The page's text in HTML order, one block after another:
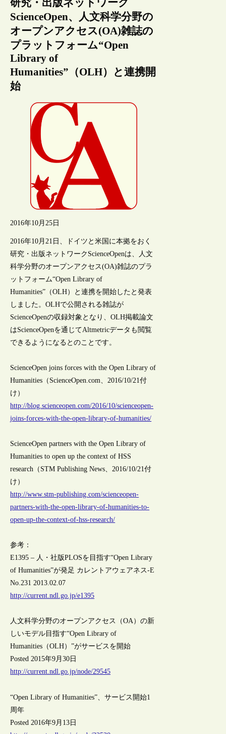
研究・出版ネットワーク
ScienceOpen、人文科学分野の
オープンアクセス(OA)雑誌の
プラットフォーム“Open
Library of
Humanities”（OLH）と連携開
始
2016年10月25日
2016年10月21日、ドイツと米国に本拠をおく
研究・出版ネットワークScienceOpenは、人文
科学分野のオープンアクセス(OA)雑誌のプラ
ットフォーム“Open Library of
Humanities”（OLH）と連携を開始したと発表
しました。OLHで公開される雑誌が
ScienceOpenの収録対象となり、OLH掲載論文
はScienceOpenを通じてAltmetricデータも閲覧
できるようになるとのことです。
ScienceOpen joins forces with the Open Library of
Humanities（ScienceOpen.com、2016/10/21付
け）
http://blog.scienceopen.com/2016/10/scienceopen-
joins-forces-with-the-open-library-of-humanities/
ScienceOpen partners with the Open Library of
Humanities to open up the context of HSS
research（STM Publishing News、2016/10/21付
け）
http://www.stm-publishing.com/scienceopen-
partners-with-the-open-library-of-humanities-to-
open-up-the-context-of-hss-research/
参考：
E1395 – 人・社版PLOSを目指す“Open Library
of Humanities”が発足 カレントアウェアネス-E
No.231 2013.02.07
http://current.ndl.go.jp/e1395
人文科学分野のオープンアクセス（OA）の新
しいモデル目指す“Open Library of
Humanities（OLH）”がサービスを開始
Posted 2015年9月30日
http://current.ndl.go.jp/node/29545
“Open Library of Humanities”、サービス開始1
周年
Posted 2016年9月13日